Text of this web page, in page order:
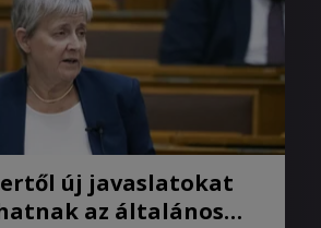
új javaslatokat
az általános